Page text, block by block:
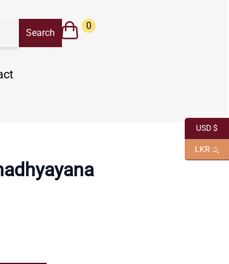
0
USD $
LKR රු